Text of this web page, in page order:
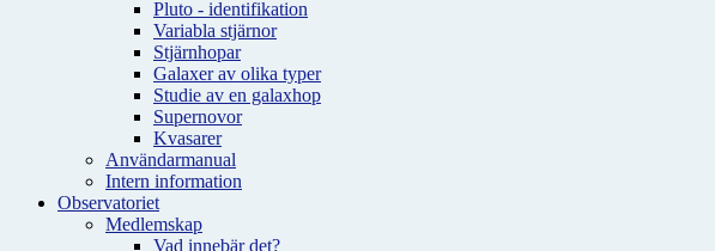
Pluto - identifikation
Variabla stjärnor
Stjärnhopar
Galaxer av olika typer
Studie av en galaxhop
Supernovor
Kvasarer
Användarmanual
Intern information
Observatoriet
Medlemskap
Vad innebär det?